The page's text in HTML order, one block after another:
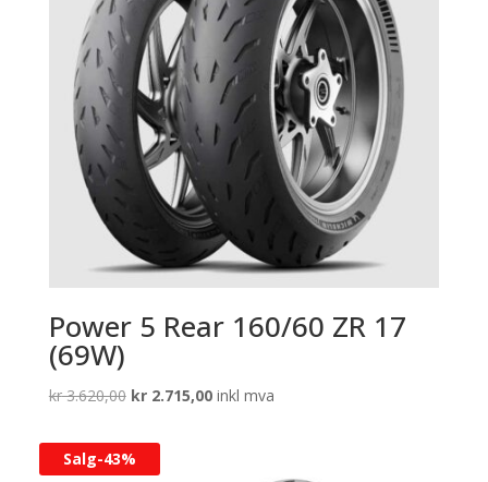
Power 5 Rear 160/60 ZR 17
(69W)
kr3.620,00 Opprinnelig
var:
kr 3.620,00.
kr2.715,00Nåværende
inkl mva
Salg-43%